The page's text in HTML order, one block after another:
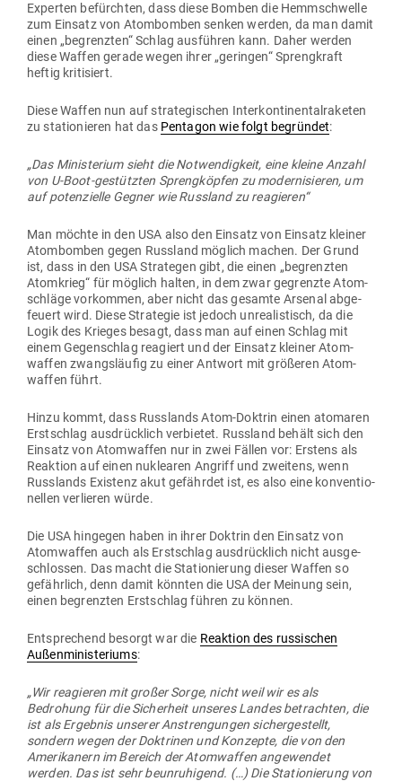
Experten befürchten, dass diese Bomben die Hemm­schwelle
zum Einsatz von Atom­bomben senken werden, da man damit
einen „begrenzten“ Schlag aus­führen kann. Daher werden
diese Waffen gerade wegen ihrer „geringen“ Spreng­kraft
heftig kritisiert.
Diese Waffen nun auf stra­te­gi­schen Inter­kon­ti­nen­tal­ra­keten
zu sta­tio­nieren hat das Pen­tagon wie folgt begründet:
„Das Minis­terium sieht die Not­wen­digkeit, eine kleine Anzahl
von U‑Boot-gestützten Spreng­köpfen zu moder­ni­sieren, um
auf poten­zielle Gegner wie Russland zu reagieren“
Man möchte in den USA also den Einsatz von Einsatz kleiner
Atom­bomben gegen Russland möglich machen. Der Grund
ist, dass in den USA Stra­tegen gibt, die einen „begrenzten
Atom­krieg“ für möglich halten, in dem zwar gegrenzte Atom­
schläge vor­kommen, aber nicht das gesamte Arsenal abge­
feuert wird. Diese Stra­tegie ist jedoch unrea­lis­tisch, da die
Logik des Krieges besagt, dass man auf einen Schlag mit
einem Gegen­schlag reagiert und der Einsatz kleiner Atom­
waffen zwangs­läufig zu einer Antwort mit grö­ßeren Atom­
waffen führt.
Hinzu kommt, dass Russ­lands Atom-Doktrin einen ato­maren
Erst­schlag aus­drücklich ver­bietet. Russland behält sich den
Einsatz von Atom­waffen nur in zwei Fällen vor: Erstens als
Reaktion auf einen nuklearen Angriff und zweitens, wenn
Russ­lands Existenz akut gefährdet ist, es also eine kon­ven­tio­
nellen ver­lieren würde.
Die USA hin­gegen haben in ihrer Doktrin den Einsatz von
Atom­waffen auch als Erst­schlag aus­drücklich nicht aus­ge­
schlossen. Das macht die Sta­tio­nierung dieser Waffen so
gefährlich, denn damit könnten die USA der Meinung sein,
einen begrenzten Erst­schlag führen zu können.
Ent­spre­chend besorgt war die Reaktion des rus­si­schen
Außen­mi­nis­te­riums:
„Wir reagieren mit großer Sorge, nicht weil wir es als
Bedrohung für die Sicherheit unseres Landes betrachten, die
ist als Ergebnis unserer Anstren­gungen sicher­ge­stellt,
sondern wegen der Dok­trinen und Kon­zepte, die von den
Ame­ri­kanern im Bereich der Atom­waffen ange­wendet
werden. Das ist sehr beun­ru­higend. (…) Die Sta­tio­nierung von